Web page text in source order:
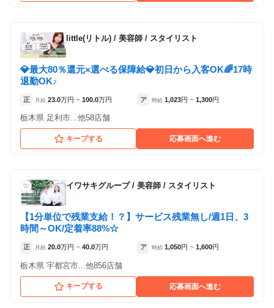
little(リトル) / 美容師 / スタイリスト
💎最大80％還元×選べる保障給💎初日から入客OK🌈17時
退勤OK♪
正 月給 23.0万円 ~ 100.0万円 ア 時給 1,023円 ~ 1,300円
栃木県 足利市...他58店舗
キープする 応募画面へ進む
イワサキグループ/ 美容師 / スタイリスト
【1分単位で残業支給！？】サービス残業無し/週1日、3
時間～OK/定着率88%☆
正 月給 20.0万円 ~ 40.0万円 ア 時給 1,050円 ~ 1,600円
栃木県 宇都宮市...他856店舗
キープする 応募画面へ進む